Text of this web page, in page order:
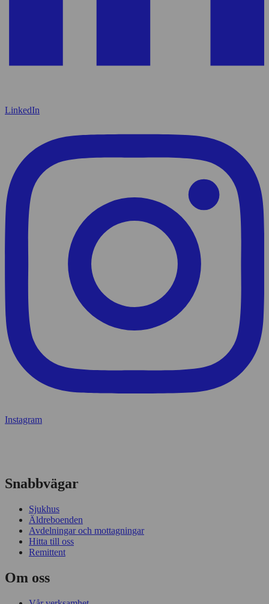
LinkedIn
Instagram
Snabbvägar
Sjukhus
Äldreboenden
Avdelningar och mottagningar
Hitta till oss
Remittent
Om oss